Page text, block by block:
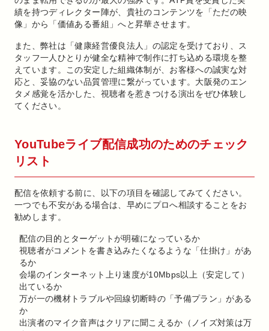
績を持つディレクター陣が、貴社のコンテンツを「ただの映
像」から「価値ある番組」へと昇華させます。
また、弊社は「健康経営優良法人」の認定を受けており、ス
タッフ一人ひとりが健全な精神で制作に打ち込める環境を整
えています。この安定した組織体制が、お客様への誠実な対
応と、妥協のない品質管理に繋がっています。大阪発のエン
タメ感覚を活かした、視聴者を惹きつける演出をぜひ体験し
てください。
YouTubeライブ配信成功のためのチェック
リスト
配信を依頼する前に、以下の項目を確認してみてください。
一つでも不安がある場合は、早めにプロへ相談することをお
勧めします。
配信の目的とターゲットが明確になっているか
視聴者がコメントを書き込みたくなるような「仕掛け」があ
るか
会場のインターネット上り速度が10Mbps以上（安定して）
出ているか
万が一の機材トラブルや回線切断時の「予備プラン」がある
か
出演者のマイク音声はクリアに聞こえるか（ノイズ対策は万